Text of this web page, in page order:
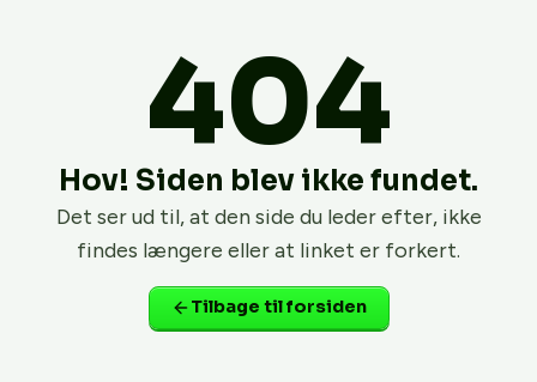
404
Hov! Siden blev ikke fundet.
Det ser ud til, at den side du leder efter, ikke
findes længere eller at linket er forkert.
Tilbage til forsiden